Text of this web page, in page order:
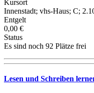
Kursort
Innenstadt; vhs-Haus; C;
Entgelt
0,00 €
Status
Es sind noch 92 Plätze frei
Lesen und Schreiben